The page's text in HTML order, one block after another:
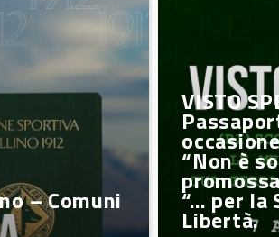
– Comuni
VISTO
“Non è
“… per la
Libertà.